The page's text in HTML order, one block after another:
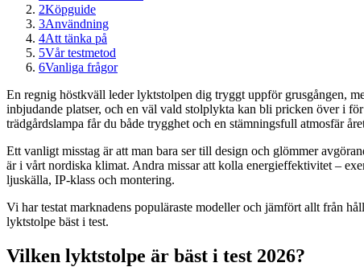
2Köpguide
3Användning
4Att tänka på
5Vår testmetod
6Vanliga frågor
En regnig höstkväll leder lyktstolpen dig tryggt uppför grusgången,
inbjudande platser, och en väl vald stolplykta kan bli pricken över i
trädgårdslampa får du både trygghet och en stämningsfull atmosfär
Ett vanligt misstag är att man bara ser till design och glömmer
är i vårt nordiska klimat. Andra missar att kolla energieffektivitet –
ljuskälla, IP-klass och montering.
Vi har testat marknadens populäraste modeller och jämfört allt från
lyktstolpe bäst i test.
Vilken lyktstolpe är bäst i test 2026?